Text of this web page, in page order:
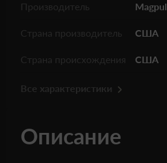
Производитель Magpul
Страна производитель США
Страна происхождения США
Все характеристики
Описание